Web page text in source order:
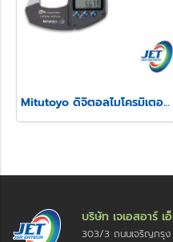
Mitutoyo ดิจิตอลไมโครมิเตอร์วัดความสูงรอยย้ำสายไฟ รุ่น 342
บริษัท เจเอสอาร์ เ
303/3 ถนนเจริญกรุง